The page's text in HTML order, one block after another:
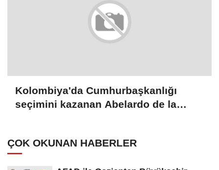
Kolombiya'da Cumhurbaşkanlığı
seçimini kazanan Abelardo de la
ÇOK OKUNAN HABERLER